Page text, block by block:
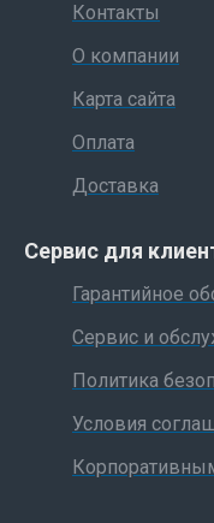
200 г/м2 с
Несколько
2100 листов
Встроенное
печати
Возможность
лучшими в
установки
благодаря
(EIO).
Контакты
О компании
Карта сайта
Оплата
Доставка
Сервис для
Гарантийное
Сервис и
Политика
Условия